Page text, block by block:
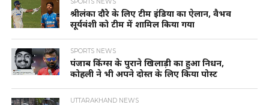
श्रीलंका दौरे के लिए टीम इंडिया का ऐलान, वैभव
सूर्यवंशी को टीम में शामिल किया गया
SPORTS NEWS
पंजाब किंग्स के पुराने खिलाड़ी का हुआ निधन,
कोहली ने भी अपने दोस्त के लिए किया पोस्ट
UTTARAKHAND NEWS